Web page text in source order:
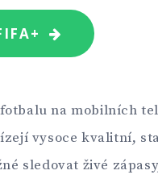
na mobilních
vysoce kvalitní,
sledovat živé